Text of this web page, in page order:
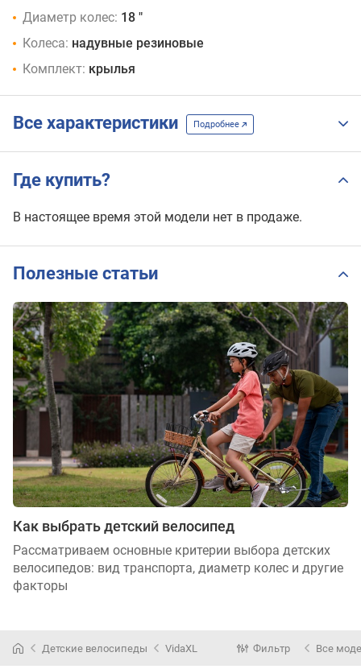
Диаметр колес: 18 "
Колеса: надувные резиновые
Комплект: крылья
Все характеристики Подробнее
Где купить?
В настоящее время этой модели нет в продаже.
Полезные статьи
Как выбрать детский велосипед
Рассматриваем основные критерии выбора детских
велосипедов: вид транспорта, диаметр колес и другие
факторы
Детские велосипеды VidaXL Фильтр Все